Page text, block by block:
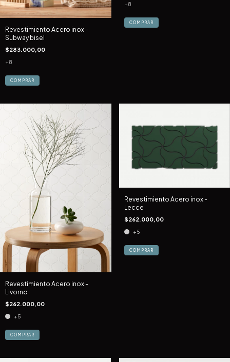
Revestimiento Acero inox -
Subway bisel
$283.000,00
+8
COMPRAR
+8
COMPRAR
Revestimiento Acero inox -
Livorno
$262.000,00
+5
COMPRAR
Revestimiento Acero inox -
Lecce
$262.000,00
+5
COMPRAR